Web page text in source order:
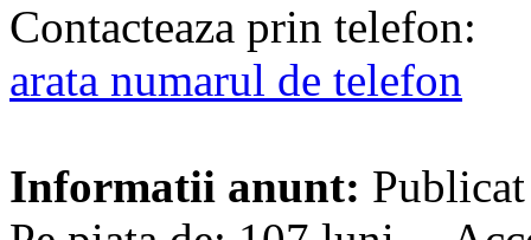
Contacteaza prin telefon:
arata numarul de telefon
Informatii anunt: